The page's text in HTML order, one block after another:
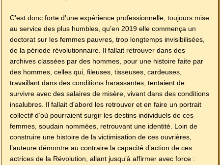
C’est donc forte d’une expérience professionnelle, toujours mise
au service des plus humbles, qu’en 2019 elle commença un
doctorat sur les femmes pauvres, trop longtemps invisibilisées,
de la période révolutionnaire. Il fallait retrouver dans des
archives classées par des hommes, pour une histoire faite par
des hommes, celles qui, fileuses, tisseuses, cardeuses,
travaillant dans des conditions harassantes, tentaient de
survivre avec des salaires de misère, vivant dans des conditions
insalubres. Il fallait d’abord les retrouver et en faire un portrait
collectif d’où pourraient surgir les destins individuels de ces
femmes, soudain nommées, retrouvant une identité. Loin de
construire une histoire de la victimisation de ces ouvrières,
l’auteure démontre au contraire la capacité d’action de ces
actrices de la Révolution, allant jusqu’à affirmer avec force :